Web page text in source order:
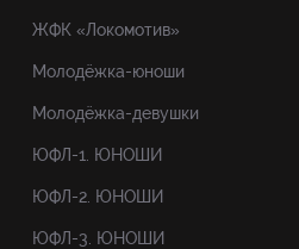
ЖФК «Локомотив»
Молодёжка-юноши
Молодёжка-девушки
ЮФЛ-1. ЮНОШИ
ЮФЛ-2. ЮНОШИ
ЮФЛ-3. ЮНОШИ